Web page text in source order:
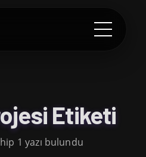
Etiketi
1 yazı bulundu